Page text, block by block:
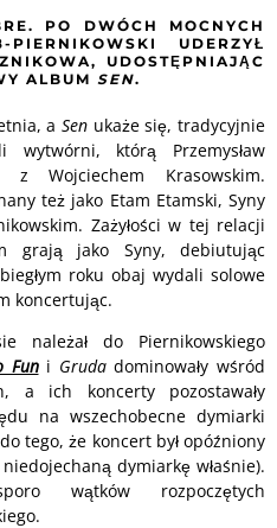
PO DWÓCH MOCNYCH
UDERZYŁ
UDOSTĘPNIAJĄC
ALBUM SEN.
a Sen ukaże się, tradycyjnie
wytwórni, którą Przemysław
z Wojciechem Krasowskim.
też jako Etam Etamski, Syny
Zażyłości w tej relacji
grają jako Syny, debiutując
roku obaj wydali solowe
koncertując.
należał do Piernikowskiego
Fun i Grudadominowały wśród
a ich koncerty pozostawały
na wszechobecne dymiarki
tego, że koncert był opóźniony
dymiarkę właśnie).
wątków rozpoczętych